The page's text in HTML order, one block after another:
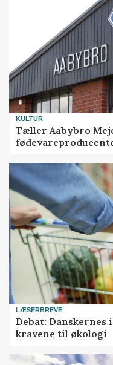
KULTUR
Tæller Aabybro
LÆSERBREVE
Debat: Danskernes
kravene til økologi